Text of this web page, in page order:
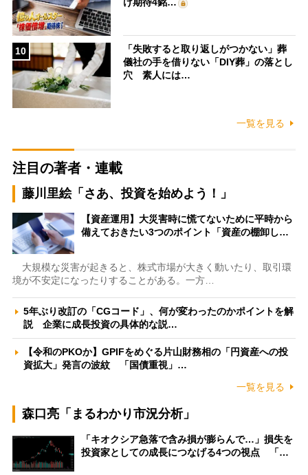
10
「失敗すると取り返しがつかない」葬
儀社の手を借りない「DIY葬」の落とし
穴 素人には…
一覧を見る
注目の著者・連載
藤川里絵「さあ、投資を始めよう！」
【資産運用】大災害時に慌てないために平時から
備えておきたい3つのポイント「資産の棚卸し…
大規模な災害が起きると、株式市場が大きく動いたり、取引環
境が不安定になったりすることがある。一方…
5年ぶり改訂の「CGコード」、何が変わったのかポイントを解
説 企業に成長投資の具体的な説…
【令和のPKOか】GPIFをめぐる片山財務相の「円資産への投
資拡大」発言の波紋 「国債重視」…
一覧を見る
森口亮「まるわかり市況分析」
「キオクシア急落で含み損が膨らんで…」損失を
投資家としての成長につなげる4つの視点 「…